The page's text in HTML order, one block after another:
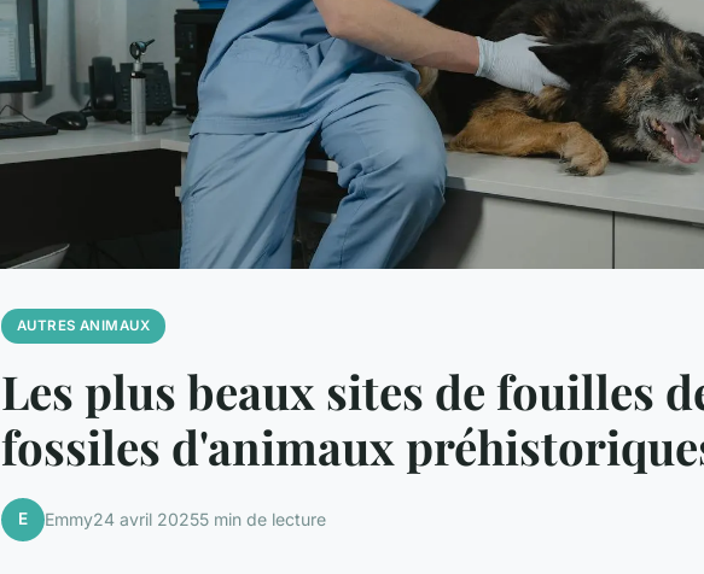
AUTRES ANIMAUX
Les plus beaux sites de fouilles
fossiles d'animaux
E Emmy24 avril 20255 min de lecture